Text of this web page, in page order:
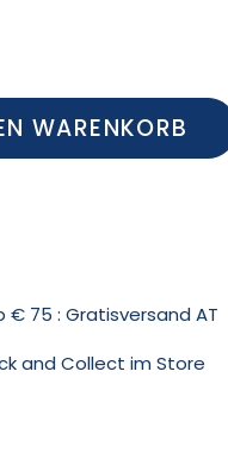
WARENKORB
€ 75 : Gratisversand AT
and Collect im Store